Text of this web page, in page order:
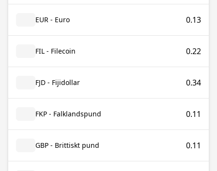
EUR - Euro 0.13
FIL - Filecoin 0.22
FJD - Fijidollar 0.34
FKP - Falklandspund 0.11
GBP - Brittiskt pund 0.11